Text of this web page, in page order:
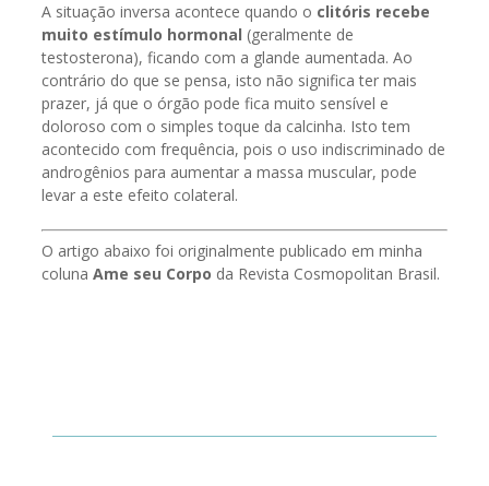
A situação inversa acontece quando o clitóris recebe
muito estímulo hormonal (geralmente de
testosterona), ficando com a glande aumentada. Ao
contrário do que se pensa, isto não significa ter mais
prazer, já que o órgão pode fica muito sensível e
doloroso com o simples toque da calcinha. Isto tem
acontecido com frequência, pois o uso indiscriminado de
androgênios para aumentar a massa muscular, pode
levar a este efeito colateral.
O artigo abaixo foi originalmente publicado em minha
coluna Ame seu Corpo da Revista Cosmopolitan Brasil.